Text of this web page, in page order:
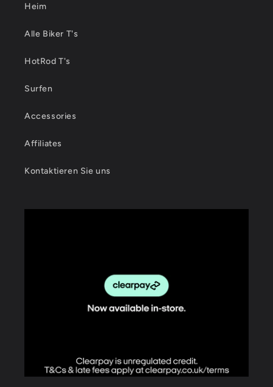
Heim
Alle Biker T's
HotRod T's
Surfen
Accessories
Affiliates
Kontaktieren Sie uns